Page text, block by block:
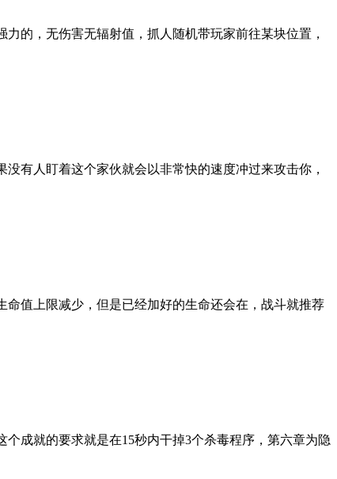
的，无伤害无辐射值，抓人随机带玩家前往某块位置，
有人盯着这个家伙就会以非常快的速度冲过来攻击你，
命值上限减少，但是已经加好的生命还会在，战斗就推荐
成就的要求就是在15秒内干掉3个杀毒程序，第六章为隐